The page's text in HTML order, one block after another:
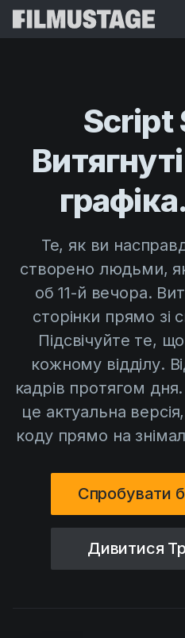
Storyboards & Shot Lists
Shooting Schedules
VFX Breakdown
Script Analysis
Script Synopsis
Script Sides
Кол-шити
AI Agent
Blog
Budgeting
Cinemagic
Customer Stories
Directing
Distribution
Education
Events
Guides
IP Development
Legal
Ресурси
Реферальна програма
Шаблони
Посібники
Відео
Приклади використання
Центр допомоги
Script
Те, як ви
створено людьми,
об 11-й вечора.
сторінки прямо зі
Підсвічуйте те,
кожному відділу.
кадрів протягом
це актуальна
коду прямо на
Спробувати
Дивитися